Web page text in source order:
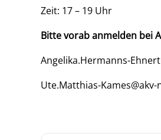
Zeit: 17 – 19 Uhr
Bitte vorab anmelden bei
Angelika.Hermanns-
Ute.Matthias-Kames@akv-